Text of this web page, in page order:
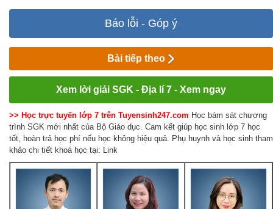
Báo lỗi - Góp ý
Bài tiếp theo
Xem lời giải SGK - Địa lí 7 - Xem ngay
>> Học trực tuyến lớp 7 trên Tuyensinh247.com Học bám sát chương
trình SGK mới nhất của Bộ Giáo dục. Cam kết giúp học sinh lớp 7 học
tốt, hoàn trả học phí nếu học không hiệu quả. Phụ huynh và học sinh tham
khảo chi tiết khoá học tại: Link